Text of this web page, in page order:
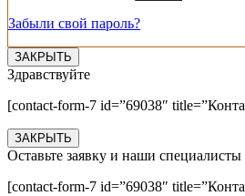
Забыли свой пароль?
ЗАКРЫТЬ
Здравствуйте
[contact-form-7 id=”69038″
ЗАКРЫТЬ
Оставьте заявку и наши
[contact-form-7 id=”69038″